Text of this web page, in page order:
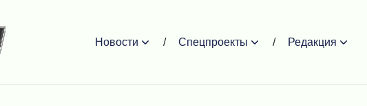
Новости Спецпроекты Редакция